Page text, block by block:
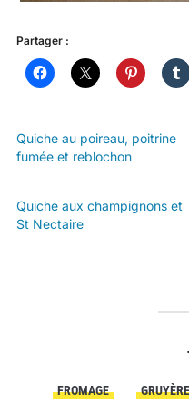
Partager :
Quiche au poireau, poitrine
fumée et reblochon
Quiche aux champignons et
St Nectaire
FROMAGE GRUYÈRE